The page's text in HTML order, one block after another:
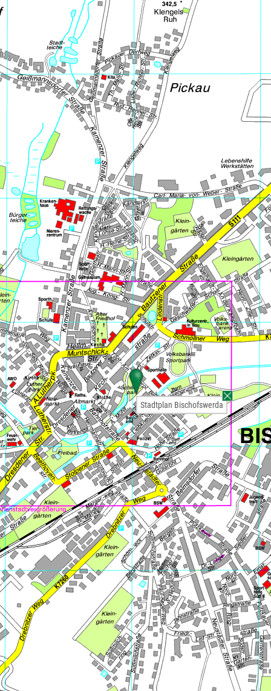
Stadtplan Bischofswerda